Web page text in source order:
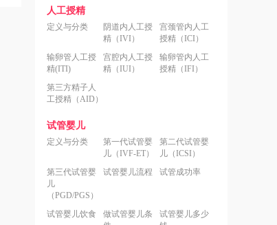
人工授精
定义与分类
阴道内人工授
精（IVI）
宫颈管内人工
授精（ICI）
输卵管人工授
精(ITI)
宫腔内人工授
精（IUI）
输卵管内人工
授精（IFI）
第三方精子人
工授精（AID）
试管婴儿
定义与分类
第一代试管婴
儿（IVF-ET）
第二代试管婴
儿（ICSI）
第三代试管婴
儿
（PGD/PGS）
试管婴儿流程 试管成功率
试管婴儿饮食
做试管婴儿条
试管婴儿多少